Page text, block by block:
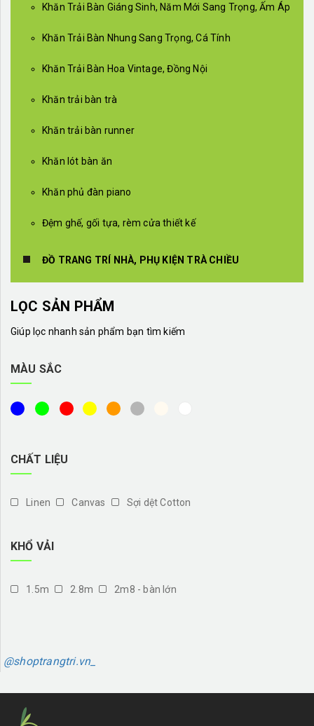
Khăn Trải Bàn Giáng Sinh, Năm Mới Sang Trọng, Ấm Áp
Khăn Trải Bàn Nhung Sang Trọng, Cá Tính
Khăn Trải Bàn Hoa Vintage, Đồng Nội
Khăn trải bàn trà
Khăn trải bàn runner
Khăn lót bàn ăn
Khăn phủ đàn piano
Đệm ghế, gối tựa, rèm cửa thiết kế
ĐỒ TRANG TRÍ NHÀ, PHỤ KIỆN TRÀ CHIỀU
LỌC SẢN PHẨM
Giúp lọc nhanh sản phẩm bạn tìm kiếm
MÀU SẮC
CHẤT LIỆU
Linen Canvas Sợi dệt Cotton
KHỔ VẢI
1.5m 2.8m 2m8 - bàn lớn
@shoptrangtri.vn_